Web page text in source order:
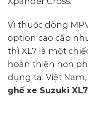
Vì thuộc dòng
option cao cấp
thì XL7 là một
hoàn thiện hơn
dụng tại Việt
ghế xe Suzuki